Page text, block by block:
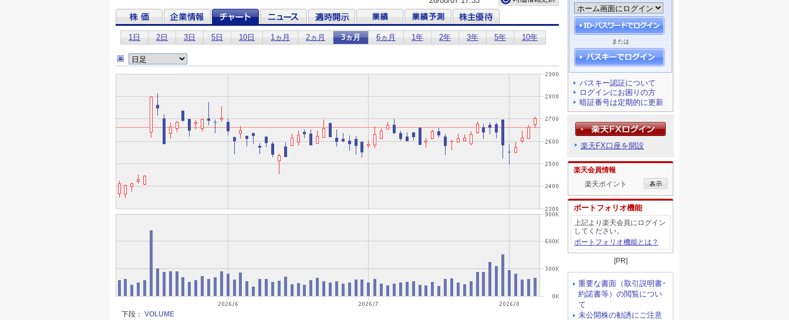
または
パスキー認証について
ログインにお困りの方
暗証番号は定期的に更新
楽天FX口座を開設
楽天会員情報
楽天ポイント
ポートフォリオ機能
上記より楽天会員にログイン
してください。
ポートフォリオ機能とは？
[PR]
重要な書面（取引説明書･
約諾書等）の閲覧につい
て
未公開株の勧誘にご注意